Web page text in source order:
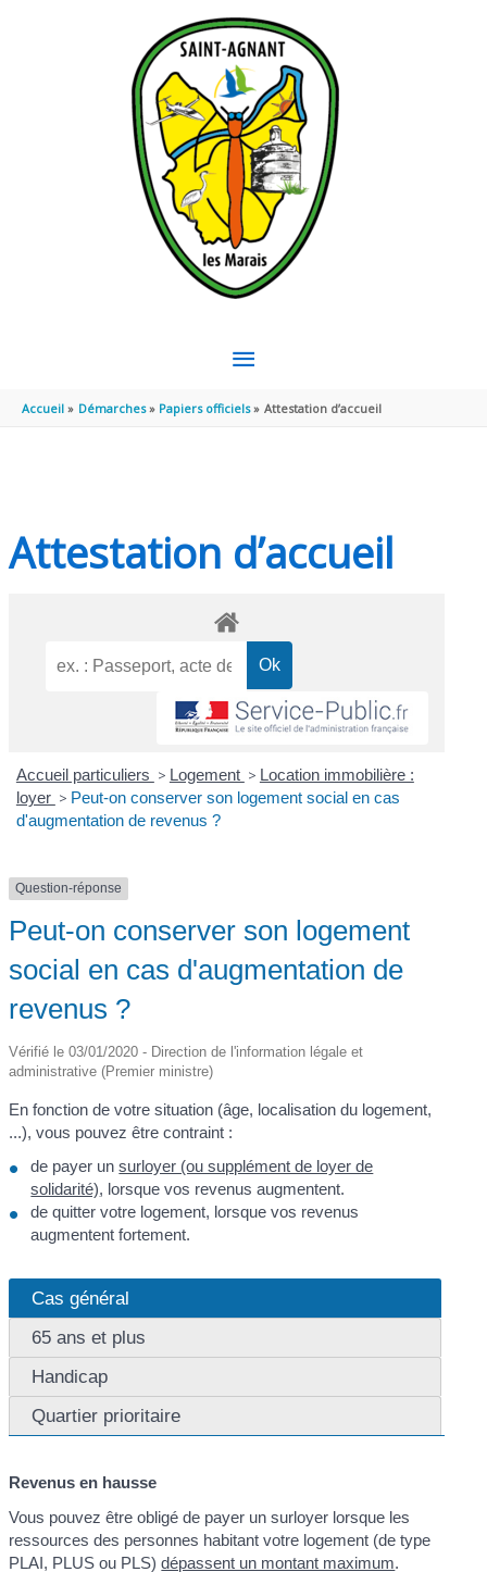
MENU
PRINCIPAL
Accueil Démarches Papiers officiels Attestation d’accueil
Attestation d’accueil
Accueil particuliers > Logement > Location immobilière :
loyer > Peut-on conserver son logement social en cas
d'augmentation de revenus ?
Question-réponse
Peut-on conserver son logement
social en cas d'augmentation de
revenus ?
Vérifié le 03/01/2020 - Direction de l'information légale et
administrative (Premier ministre)
En fonction de votre situation (âge, localisation du logement,
...), vous pouvez être contraint :
de payer unsurloyer (ou supplément de loyer de
solidarité), lorsque vos revenus augmentent.
de quitter votre logement, lorsque vos revenus
augmentent fortement.
Cas général
65 ans et plus
Handicap
Quartier prioritaire
Revenus en hausse
Vous pouvez être obligé de payer un surloyer lorsque les
ressources des personnes habitant votre logement (de type
PLAI, PLUS ou PLS)dépassent un montant maximum.